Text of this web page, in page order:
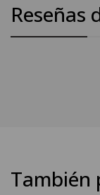
Reseñas
También